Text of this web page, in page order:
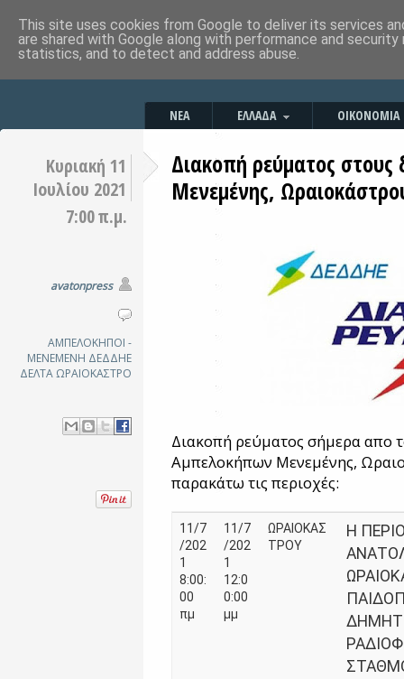
ΝΕΑ ΕΛΛΑΔΑ ΟΙΚΟΝΟΜΙΑ
Κυριακή 11
Ιουλίου 2021
7:00 π.μ.
avatonpress
ΑΜΠΕΛΟΚΗΠΟΙ -
ΜΕΝΕΜΕΝΗ ΔΕΔΔΗΕ
ΔΕΛΤΑΩΡΑΙΟΚΑΣΤΡΟ
Διακοπή ρεύματος
Μενεμένης,
Διακοπή ρεύματος σήμερα απο
Αμπελοκήπων Μενεμένης,
παρακάτω τις περιοχές:
11/7
/202
1
8:00:
00
πμ
11/7
/202
1
12:0
0:00
μμ
ΩΡΑΙΟΚΑΣ
ΤΡΟΥ
Η
This site uses cookies from Google to deliver its services
are shared with Google along with performance and
statistics, and to detect and address abuse.